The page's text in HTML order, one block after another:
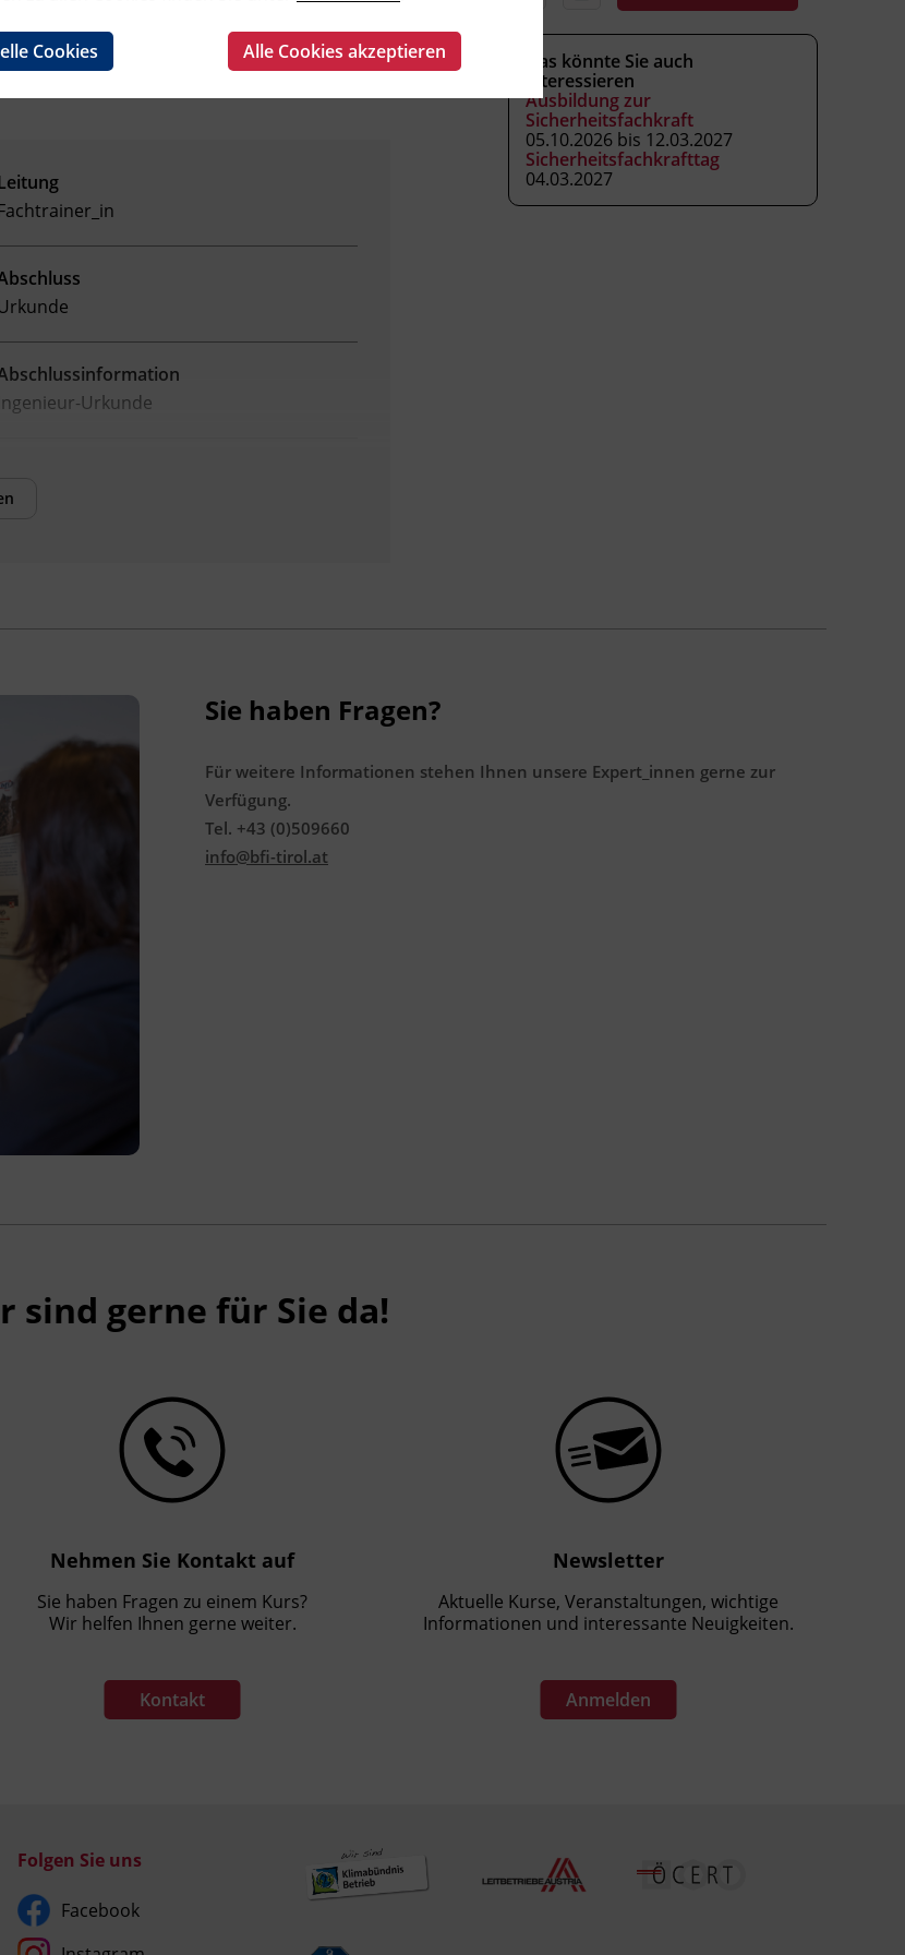
Ingenieur-Urkunde
Informationen unter
Das könnte Sie auch
interessieren
Ausbildung zur
Sicherheitsfachkraft
05.10.2026 bis 12.03.2027
Sicherheitsfachkrafttag
04.03.2027
Sie haben Fragen?
Für weitere Informationen stehen Ihnen unsere Expert_innen gerne zur
Verfügung.
Tel. +43 (0)509660
info@bfi-tirol.at
sind gerne für Sie da!
Nehmen Sie Kontakt auf
Sie haben Fragen zu einem Kurs?
Wir helfen Ihnen gerne weiter.
Kontakt
Newsletter
Aktuelle Kurse, Veranstaltungen, wichtige
Informationen und interessante Neuigkeiten.
Anmelden
Folgen Sie uns
Facebook
Cookies Alle Cookies akzeptieren